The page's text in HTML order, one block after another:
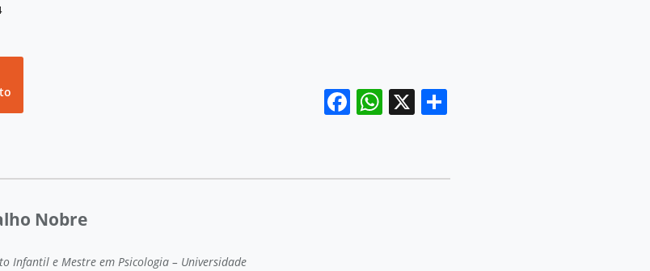
Facebook
WhatsApp
X
Nobre
Infantil e Mestre em Psicologia – Universidade